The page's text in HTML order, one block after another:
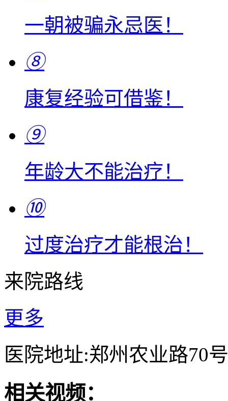
一朝被骗永忌医！
⑧
康复经验可借鉴！
⑨
年龄大不能治疗！
⑩
过度治疗才能根治！
来院路线
更多
医院地址:郑州农业路70
相关视频：